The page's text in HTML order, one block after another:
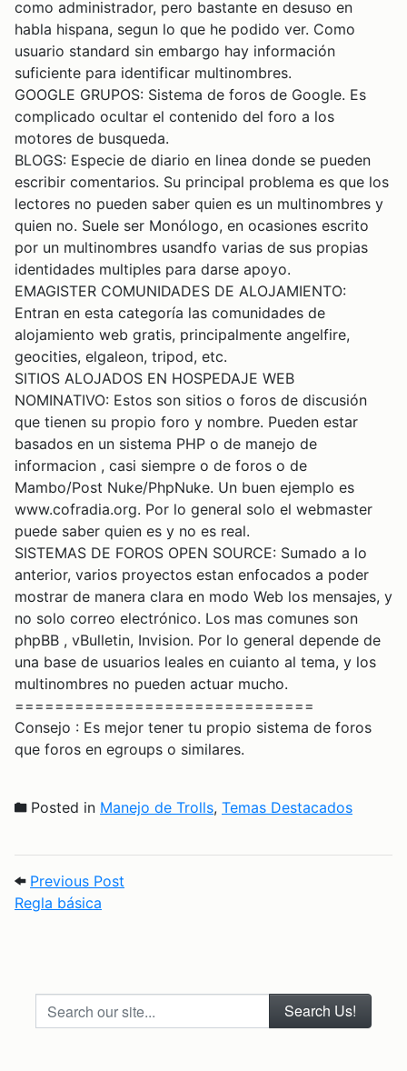
como administrador, pero bastante en desuso en
habla hispana, segun lo que he podido ver. Como
usuario standard sin embargo hay información
suficiente para identificar multinombres.
GOOGLE GRUPOS: Sistema de foros de Google. Es
complicado ocultar el contenido del foro a los
motores de busqueda.
BLOGS: Especie de diario en linea donde se pueden
escribir comentarios. Su principal problema es que los
lectores no pueden saber quien es un multinombres y
quien no. Suele ser Monólogo, en ocasiones escrito
por un multinombres usandfo varias de sus propias
identidades multiples para darse apoyo.
EMAGISTER COMUNIDADES DE ALOJAMIENTO:
Entran en esta categoría las comunidades de
alojamiento web gratis, principalmente angelfire,
geocities, elgaleon, tripod, etc.
SITIOS ALOJADOS EN HOSPEDAJE WEB
NOMINATIVO: Estos son sitios o foros de discusión
que tienen su propio foro y nombre. Pueden estar
basados en un sistema PHP o de manejo de
informacion , casi siempre o de foros o de
Mambo/Post Nuke/PhpNuke. Un buen ejemplo es
www.cofradia.org. Por lo general solo el webmaster
puede saber quien es y no es real.
SISTEMAS DE FOROS OPEN SOURCE: Sumado a lo
anterior, varios proyectos estan enfocados a poder
mostrar de manera clara en modo Web los mensajes, y
no solo correo electrónico. Los mas comunes son
phpBB , vBulletin, Invision. Por lo general depende de
una base de usuarios leales en cuianto al tema, y los
multinombres no pueden actuar mucho.
==============================
Consejo : Es mejor tener tu propio sistema de foros
que foros en egroups o similares.
Posted in Manejo de Trolls, Temas Destacados
Post navigation
Previous Post
Regla básica
Search our site...